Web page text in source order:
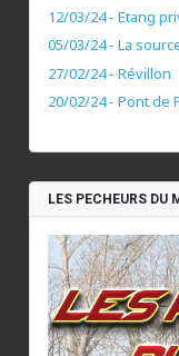
LES PECHEURS DU
12/03/24 - Etang
05/03/24 - La
27/02/24 - Révillon
20/02/24 - Pont de